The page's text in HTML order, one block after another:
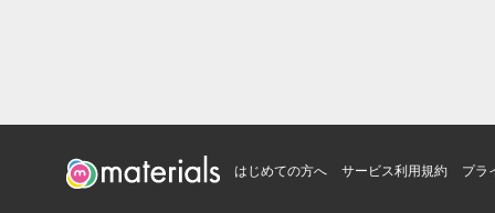
はじめての方へ サービス利用規約 プラ